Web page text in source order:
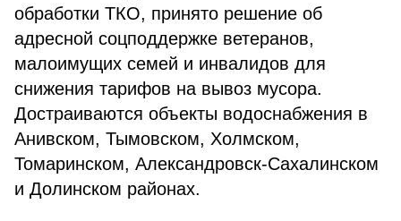
обработки ТКО, принято решение об
адресной соцподдержке ветеранов,
малоимущих семей и инвалидов для
снижения тарифов на вывоз мусора.
Достраиваются объекты водоснабжения в
Анивском, Тымовском, Холмском,
Томаринском, Александровск-Сахалинском
и Долинском районах.